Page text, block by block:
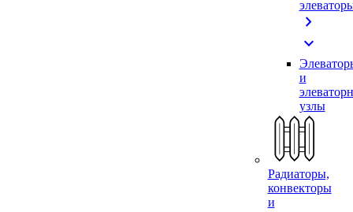
chevron_right
expand_more
и
узлы
Радиаторы,
конвекторы
и